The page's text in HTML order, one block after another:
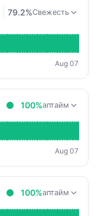
79.2%Свежесть
Aug 07
100%аптайм
Aug 07
100%аптайм